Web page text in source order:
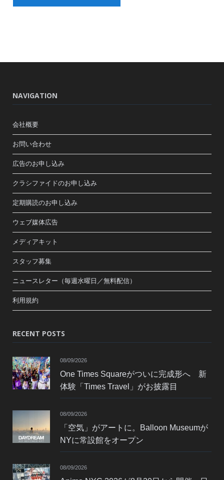
NAVIGATION
会社概要
お問い合わせ
広告のお申し込み
クラシファイドのお申し込み
定期購読のお申し込み
ウェブ媒体広告
メディアキット
スタッフ募集
ニュースレター（毎週水曜日／無料配信）
利用規約
RECENT POSTS
08/09/2026
One Times Squareがついに完成形へ 新
体験「Times Travel」がお披露目
08/09/2026
「空気」がアートに。Balloon Museumが
NYに常設館をオープン
08/09/2026